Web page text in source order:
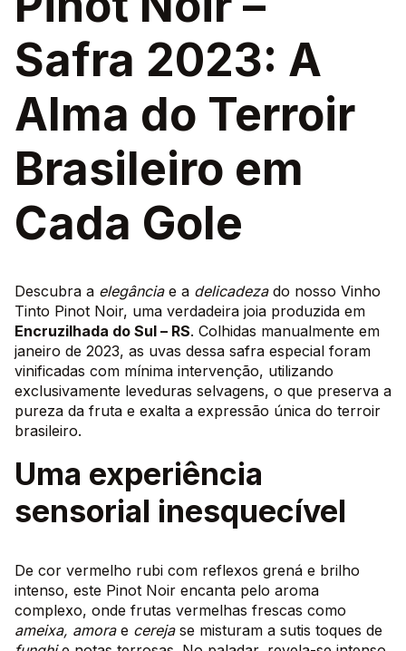
Safra 2023: A
Alma do Terroir
Brasileiro em
Cada Gole
Descubra a elegânciae a delicadezado nosso Vinho
Tinto Pinot Noir, uma verdadeira joia produzida em
Encruzilhada do Sul – RS. Colhidas manualmente em
janeiro de 2023, as uvas dessa safra especial foram
vinificadas com mínima intervenção, utilizando
exclusivamente leveduras selvagens, o que preserva a
pureza da fruta e exalta a expressão única do terroir
brasileiro.
Uma experiência
sensorial inesquecível
De cor vermelho rubi com reflexos grená e brilho
intenso, este Pinot Noir encanta pelo aroma
complexo, onde frutas vermelhas frescas como
ameixa, amorae cerejase misturam a sutis toques de